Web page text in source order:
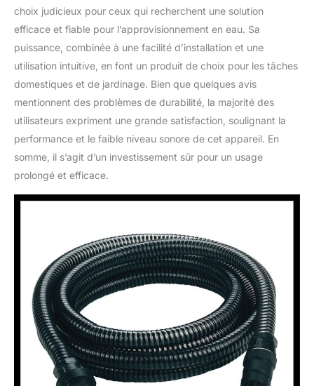
choix judicieux pour ceux qui recherchent une solution
efficace et fiable pour l’approvisionnement en eau. Sa
puissance, combinée à une facilité d’installation et une
utilisation intuitive, en font un produit de choix pour les tâches
domestiques et de jardinage. Bien que quelques avis
mentionnent des problèmes de durabilité, la majorité des
utilisateurs expriment une grande satisfaction, soulignant la
performance et le faible niveau sonore de cet appareil. En
somme, il s’agit d’un investissement sûr pour un usage
prolongé et efficace.